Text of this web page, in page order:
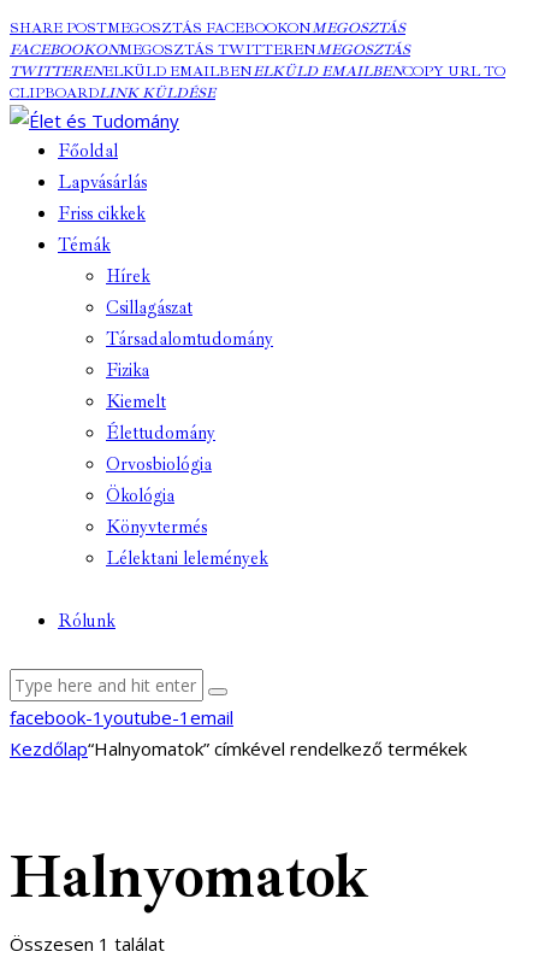
SHARE POSTMEGOSZTÁS FACEBOOKONMEGOSZTÁS
FACEBOOKONMEGOSZTÁS TWITTERENMEGOSZTÁS
TWITTERENELKÜLD EMAILBENELKÜLD EMAILBENCOPY URL TO
CLIPBOARDLINK KÜLDÉSE
Főoldal
Lapvásárlás
Friss cikkek
Témák
Hírek
Csillagászat
Társadalomtudomány
Fizika
Kiemelt
Élettudomány
Orvosbiológia
Ökológia
Könyvtermés
Lélektani lelemények
Rólunk
facebook-1 youtube-1 email
Kezdőlap“Halnyomatok” címkével rendelkező termékek
Halnyomatok
Összesen 1 találat